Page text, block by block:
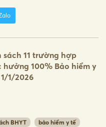
sách 11 trường hợp
hưởng 100% Bảo hiểm y
1/2026
BHYT
bảo hiểm y tế